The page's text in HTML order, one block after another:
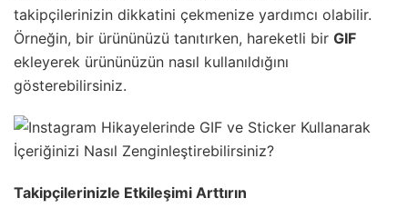
takipçilerinizin dikkatini çekmenize yardımcı olabilir.
Örneğin, bir ürününüzü tanıtırken, hareketli bir GIF
ekleyerek ürününüzün nasıl kullanıldığını
gösterebilirsiniz.
Takipçilerinizle Etkileşimi Arttırın